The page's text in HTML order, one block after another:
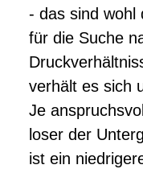
- das sind wohl
für die Suche
verhält es sich
Je
loser der
ist ein